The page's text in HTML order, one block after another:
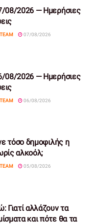
08/2026 — Ημερήσιες
07/08/2026
08/2026 — Ημερήσιες
06/08/2026
τόσο δημοφιλής η
αλκοόλ;
05/08/2026
Γιατί αλλάζουν τα
και πότε θα τα